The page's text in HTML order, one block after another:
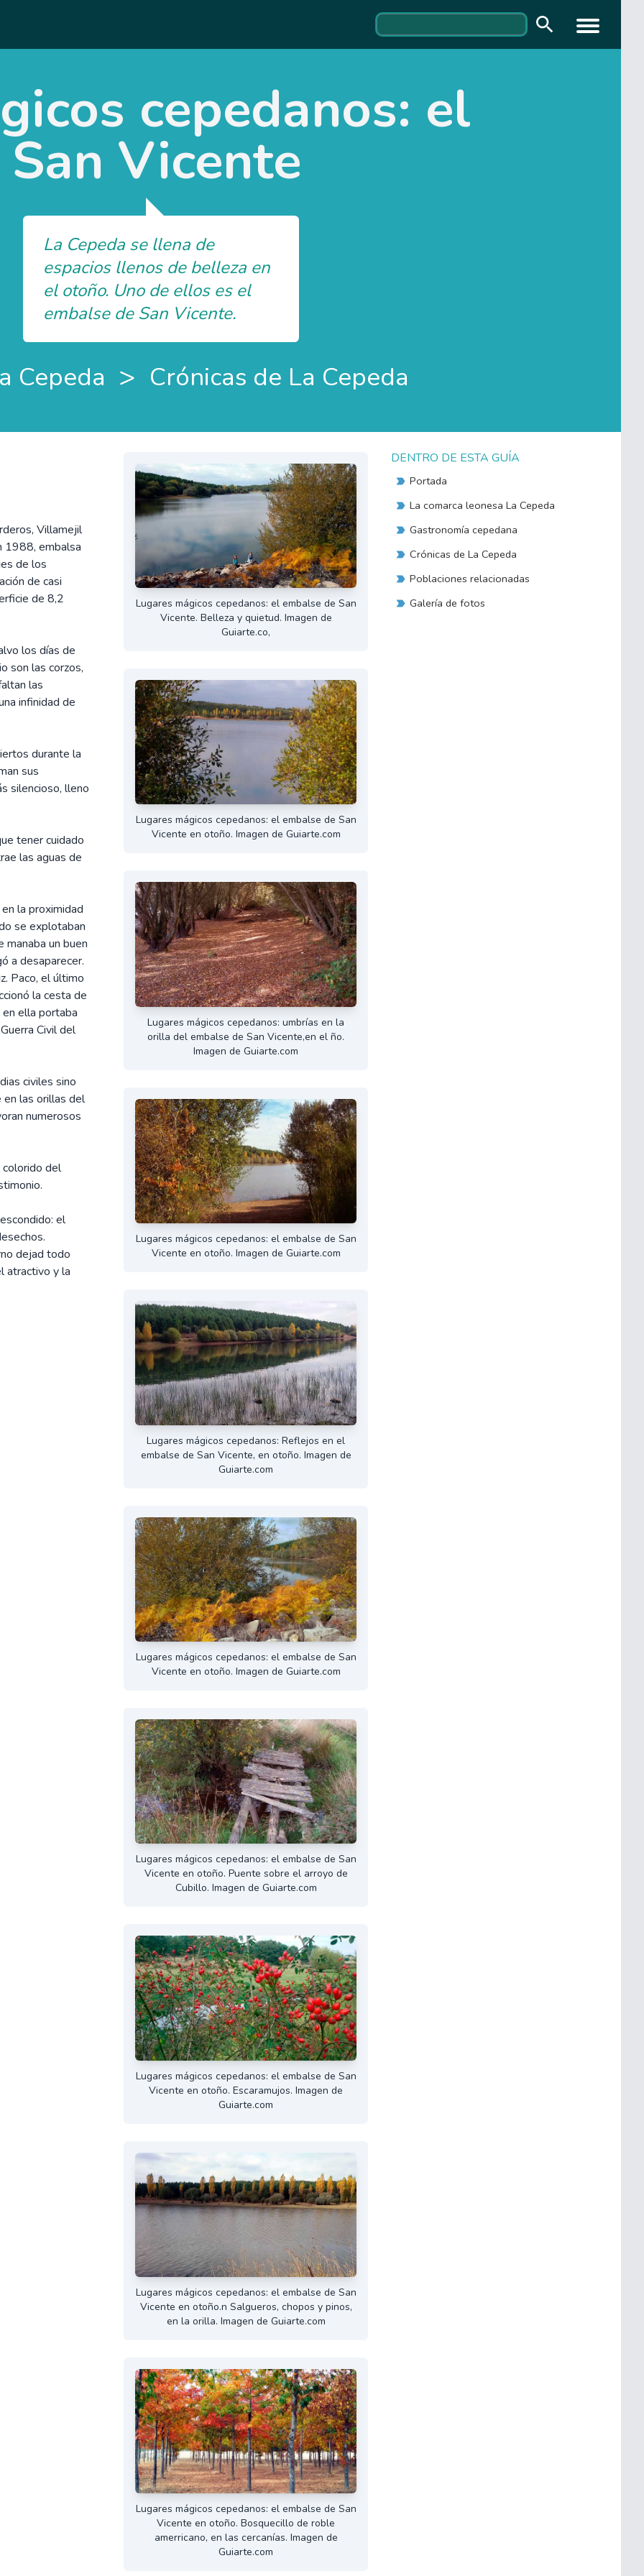
cepedanos: el
Vicente
La Cepeda se llena de
espacios llenos de belleza en
el otoño. Uno de ellos es el
embalse de San Vicente.
Cepeda > Crónicas de La Cepeda
Villamejil
1988, embalsa
de los
de casi
de 8,2
los días de
son las corzos,
las
infinidad de
durante la
sus
silencioso, lleno
tener cuidado
las aguas de
la proximidad
se explotaban
un buen
a desaparecer.
Paco, el último
la cesta de
ella portaba
Civil del
civiles sino
en las orillas del
numerosos
del
el
dejad todo
atractivo y la
Lugares mágicos cepedanos: el embalse de San
Vicente. Belleza y quietud. Imagen de
Guiarte.co,
Lugares mágicos cepedanos: el embalse de San
Vicente en otoño. Imagen de Guiarte.com
Lugares mágicos cepedanos: umbrías en la
orilla del embalse de San Vicente,en el ño.
Imagen de Guiarte.com
Lugares mágicos cepedanos: el embalse de San
Vicente en otoño. Imagen de Guiarte.com
Lugares mágicos cepedanos: Reflejos en el
embalse de San Vicente, en otoño. Imagen de
Guiarte.com
Lugares mágicos cepedanos: el embalse de San
Vicente en otoño. Imagen de Guiarte.com
Lugares mágicos cepedanos: el embalse de San
Vicente en otoño. Puente sobre el arroyo de
Cubillo. Imagen de Guiarte.com
Lugares mágicos cepedanos: el embalse de San
Vicente en otoño. Escaramujos. Imagen de
Guiarte.com
Lugares mágicos cepedanos: el embalse de San
Vicente en otoño.n Salgueros, chopos y pinos,
en la orilla. Imagen de Guiarte.com
Lugares mágicos cepedanos: el embalse de San
Vicente en otoño. Bosquecillo de roble
amerricano, en las cercanías. Imagen de
Guiarte.com
DENTRO DE ESTA GUÍA
Portada
La comarca leonesa La Cepeda
Gastronomía cepedana
Crónicas de La Cepeda
Poblaciones relacionadas
Galería de fotos